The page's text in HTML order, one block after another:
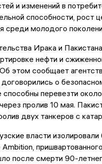
и изменений в
способности, рост
среди молодого
Ирака и
нефти и
этом сообщает
договорились о
способны перевезти
пролив 10 мая.
двух танкеров с
власти
Ambition,
после смерти 90-